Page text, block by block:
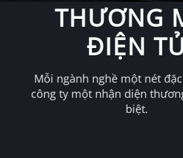
THƯƠNG
ĐIỆN
Mỗi ngành nghề một nét
công ty một nhận diện
biệt.